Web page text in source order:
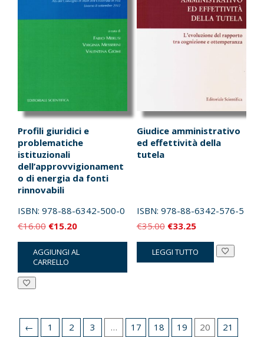
Profili giuridici e
problematiche
istituzionali
dell’approvvigionament
o di energia da fonti
rinnovabili
ISBN: 978-88-6342-500-0
€16.00 Il
prezzo
originale
era:
€15.20Il
prezzo
attuale
è:
AGGIUNGI AL
CARRELLO
Giudice amministrativo
ed effettività della
tutela
ISBN: 978-88-6342-576-5
€35.00 Il
prezzo
originale
€33.25Il
prezzo
attuale
LEGGI TUTTO
← 1 2 3 … 17 18 19 20
21